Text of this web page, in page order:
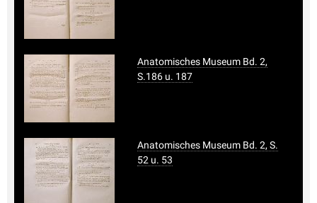
Anatomisches Museum Bd. 2,
S.186 u. 187
Anatomisches Museum Bd. 2, S.
52 u. 53